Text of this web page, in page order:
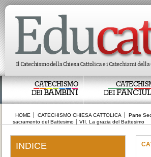
CATECHISMO
DEIBAMBINI
DEI
HOME CATECHISMO CHIESA CATTOLICA
Parte
sacramento del Battesimo
VII. La grazia del Battesimo
INDICE